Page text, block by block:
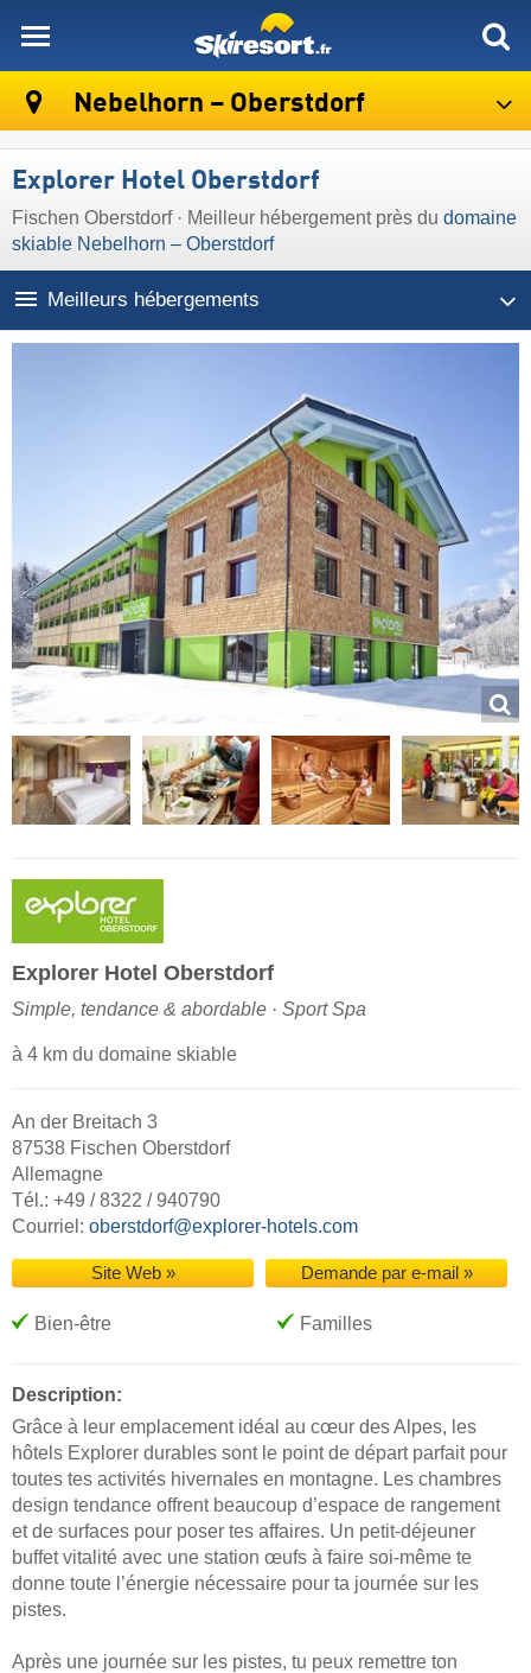
Nebelhorn – Oberstdorf
Explorer Hotel Oberstdorf
Fischen Oberstdorf · Meilleur hébergement près du domaine
skiable Nebelhorn – Oberstdorf
Meilleurs hébergements
Explorer Hotel Oberstdorf
Simple, tendance & abordable · Sport Spa
à 4 km du domaine skiable
An der Breitach 3
87538 Fischen Oberstdorf
Allemagne
Tél.: +49 / 8322 / 940790
Courriel: oberstdorf@explorer-hotels.com
Site Web » Demande par e-mail »
Bien-être Familles
Description:
Grâce à leur emplacement idéal au cœur des Alpes, les
hôtels Explorer durables sont le point de départ parfait pour
toutes tes activités hivernales en montagne. Les chambres
design tendance offrent beaucoup d’espace de rangement
et de surfaces pour poser tes affaires. Un petit-déjeuner
buffet vitalité avec une station œufs à faire soi-même te
donne toute l’énergie nécessaire pour ta journée sur les
pistes.
Après une journée sur les pistes, tu peux remettre ton